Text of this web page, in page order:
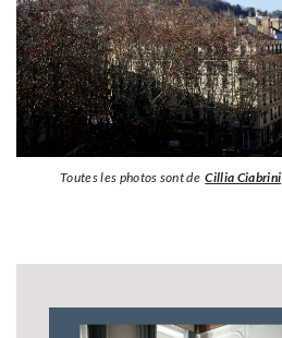
Toutes les photos sont de Cillia Ciabrini